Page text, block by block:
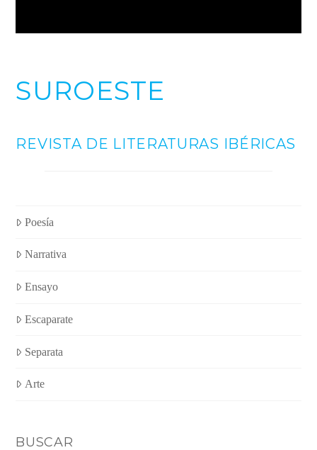
SUROESTE
REVISTA DE LITERATURAS IBÉRICAS
Poesía
Narrativa
Ensayo
Escaparate
Separata
Arte
BUSCAR